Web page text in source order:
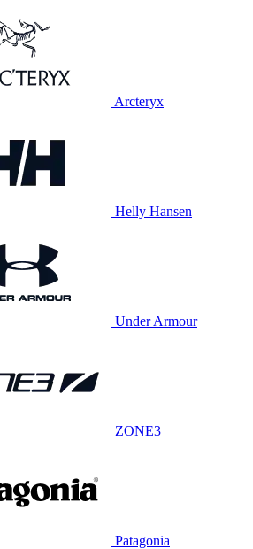
Arcteryx
Helly Hansen
Under Armour
ZONE3
Patagonia